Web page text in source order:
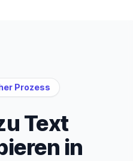
Prozess
Text
in